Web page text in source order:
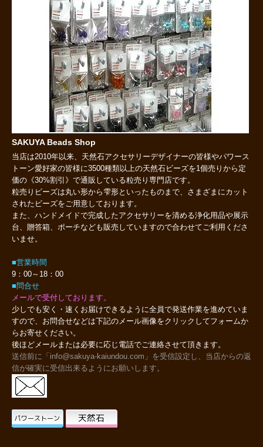
SAKUYA Beads Shop
当店は2010年以来、天然石アクセサリーデザイナーの皆様やパワース
トーン愛好家の皆様に3500種類以上の天然石ビーズを1個売りから定
価の《30%割引》で通販している粒売り専門店です。
粒売りビーズは丸い形から雫形といったものまで、さまざまにカット
されたビーズをご用意しております。
また、ハンドメイドで完成したアクセサリーを清める浄化用品や展示
台、贈答箱、ポーチなども販売していますので合わせてご利用くださ
いませ。
■営業時間
9：00～18：00
■問合せ
メールで受付しております。
少しでも安く・速くお届けできるように全員で発送作業を進めていま
すので、お問合せなどは下記のメール画像をクリックしてフォームか
らお寄せください。
後ほどメールまたは必要に応じ電話でご連絡させて頂きます。
送信前に「info@sakuya-kaiundou.com」を受信設定し、当店からの返
信が確実に受信出来るようにお願いします。